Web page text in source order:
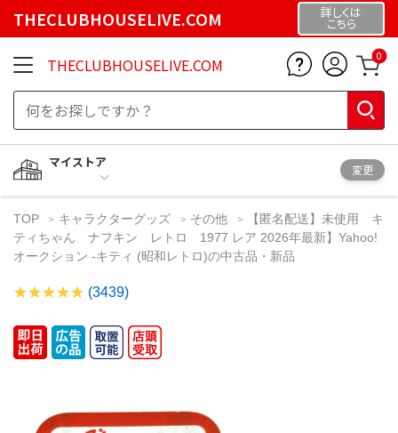
THECLUBHOUSELIVE.COM 詳しくは
こちら
THECLUBHOUSELIVE.COM 0
マイストア
変更
TOP キャラクターグッズ その他
【匿名配送】未使用 キ
ティちゃん ナフキン レトロ 1977 レア 2026年最新】Yahoo!
オークション -キティ (昭和レトロ)の中古品・新品
(3439)